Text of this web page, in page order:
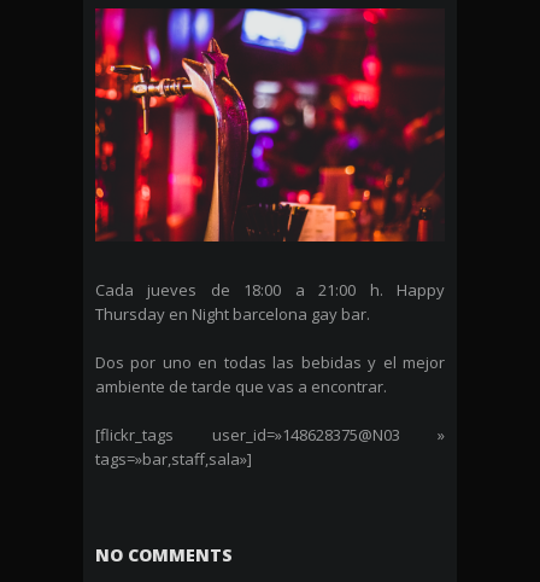
Cada jueves de 18:00 a 21:00 h. Happy
Thursday en Night barcelona gay bar.
Dos por uno en todas las bebidas y el mejor
ambiente de tarde que vas a encontrar.
[flickr_tags user_id=»148628375@N03 »
tags=»bar,staff,sala»]
NO COMMENTS